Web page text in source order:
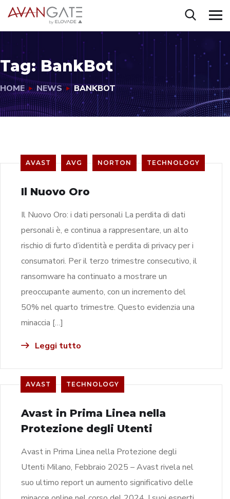
Tag: BankBot
HOME NEWS BANKBOT
AVAST AVG NORTON TECHNOLOGY
Il Nuovo Oro
Il Nuovo Oro: i dati personali La perdita di dati
personali è, e continua a rappresentare, un alto
rischio di furto d’identità e perdita di privacy per i
consumatori. Per il terzo trimestre consecutivo, il
ransomware ha continuato a mostrare un
preoccupante aumento, con un incremento del
50% nel quarto trimestre. Questo evidenzia una
minaccia […]
Leggi tutto
AVAST TECHNOLOGY
Avast in Prima Linea nella
Protezione degli Utenti
Avast in Prima Linea nella Protezione degli
Utenti Milano, Febbraio 2025 – Avast rivela nel
suo ultimo report un aumento significativo delle